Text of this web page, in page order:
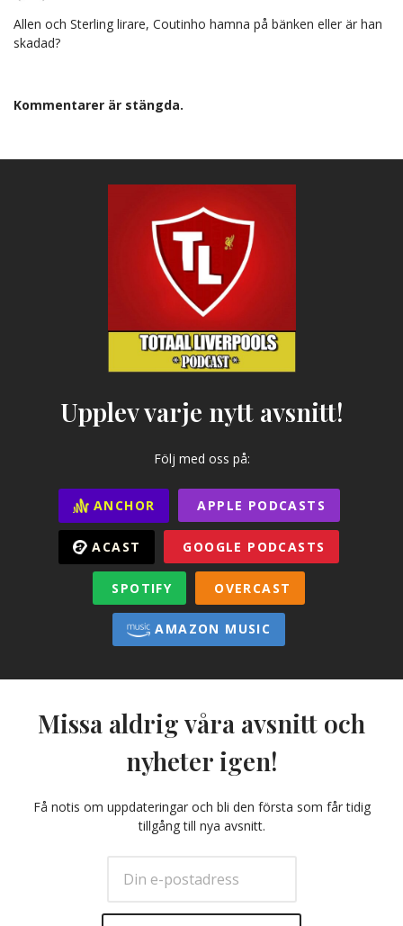
Allen och Sterling lirare, Coutinho hamna på bänken eller är han
skadad?
Kommentarer är stängda.
Upplev varje nytt avsnitt!
Följ med oss på:
ANCHOR APPLE PODCASTS
ACAST GOOGLE PODCASTS
SPOTIFY OVERCAST
AMAZON MUSIC
Missa aldrig våra avsnitt och
nyheter igen!
Få notis om uppdateringar och bli den första som får tidig
tillgång till nya avsnitt.